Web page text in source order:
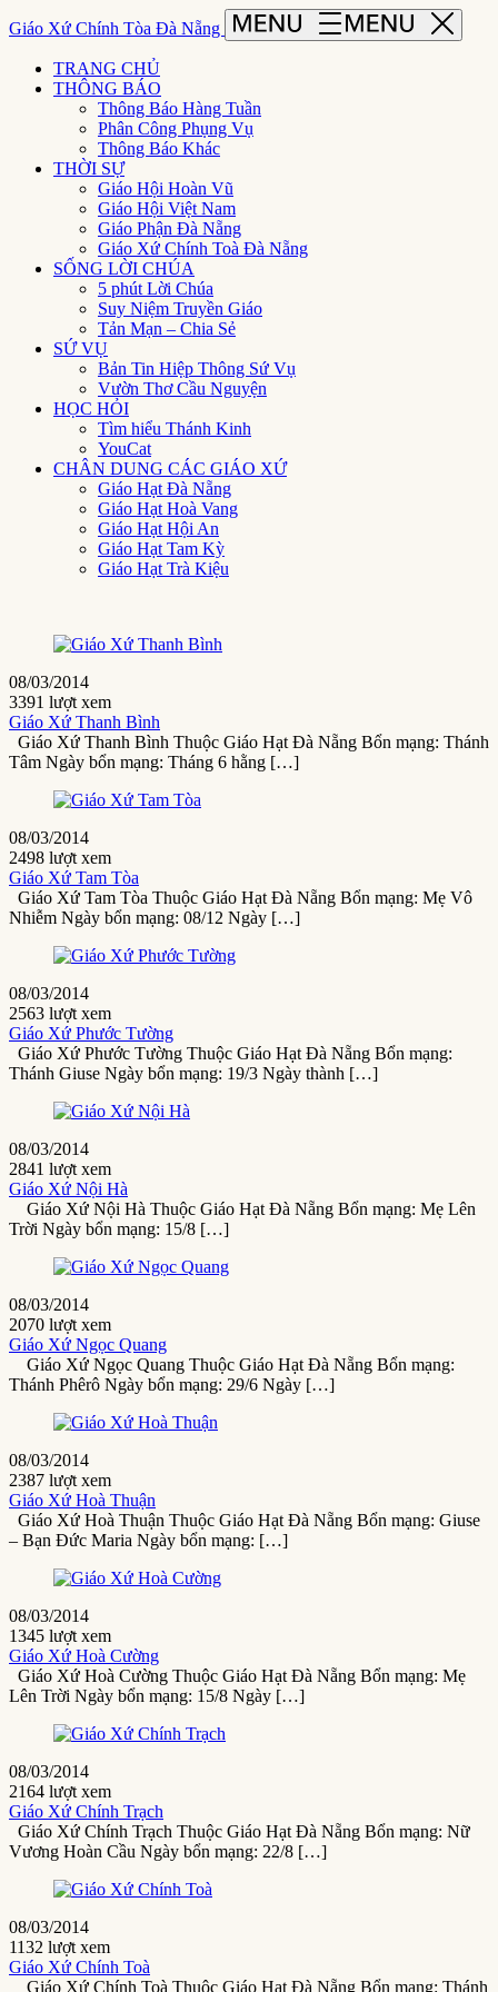
Giáo Xứ Chính Tòa Đà Nẵng
TRANG CHỦ
THÔNG BÁO
Thông Báo Hàng Tuần
Phân Công Phụng Vụ
Thông Báo Khác
THỜI SỰ
Giáo Hội Hoàn Vũ
Giáo Hội Việt Nam
Giáo Phận Đà Nẵng
Giáo Xứ Chính Toà Đà Nẵng
SỐNG LỜI CHÚA
5 phút Lời Chúa
Suy Niệm Truyền Giáo
Tản Mạn – Chia Sẻ
SỨ VỤ
Bản Tin Hiệp Thông Sứ Vụ
Vườn Thơ Cầu Nguyện
HỌC HỎI
Tìm hiểu Thánh Kinh
YouCat
CHÂN DUNG CÁC GIÁO XỨ
Giáo Hạt Đà Nẵng
Giáo Hạt Hoà Vang
Giáo Hạt Hội An
Giáo Hạt Tam Kỳ
Giáo Hạt Trà Kiệu
08/03/2014
3391 lượt xem
Giáo Xứ Thanh Bình
Giáo Xứ Thanh Bình Thuộc Giáo Hạt Đà Nẵng Bổn mạng: Thánh
Tâm Ngày bổn mạng: Tháng 6 hằng […]
08/03/2014
2498 lượt xem
Giáo Xứ Tam Tòa
Giáo Xứ Tam Tòa Thuộc Giáo Hạt Đà Nẵng Bổn mạng: Mẹ Vô
Nhiễm Ngày bổn mạng: 08/12 Ngày […]
08/03/2014
2563 lượt xem
Giáo Xứ Phước Tường
Giáo Xứ Phước Tường Thuộc Giáo Hạt Đà Nẵng Bổn mạng:
Thánh Giuse Ngày bổn mạng: 19/3 Ngày thành […]
08/03/2014
2841 lượt xem
Giáo Xứ Nội Hà
Giáo Xứ Nội Hà Thuộc Giáo Hạt Đà Nẵng Bổn mạng: Mẹ Lên
Trời Ngày bổn mạng: 15/8 […]
08/03/2014
2070 lượt xem
Giáo Xứ Ngọc Quang
Giáo Xứ Ngọc Quang Thuộc Giáo Hạt Đà Nẵng Bổn mạng:
Thánh Phêrô Ngày bổn mạng: 29/6 Ngày […]
08/03/2014
2387 lượt xem
Giáo Xứ Hoà Thuận
Giáo Xứ Hoà Thuận Thuộc Giáo Hạt Đà Nẵng Bổn mạng: Giuse
– Bạn Đức Maria Ngày bổn mạng: […]
08/03/2014
1345 lượt xem
Giáo Xứ Hoà Cường
Giáo Xứ Hoà Cường Thuộc Giáo Hạt Đà Nẵng Bổn mạng: Mẹ
Lên Trời Ngày bổn mạng: 15/8 Ngày […]
08/03/2014
2164 lượt xem
Giáo Xứ Chính Trạch
Giáo Xứ Chính Trạch Thuộc Giáo Hạt Đà Nẵng Bổn mạng: Nữ
Vương Hoàn Cầu Ngày bổn mạng: 22/8 […]
08/03/2014
1132 lượt xem
Giáo Xứ Chính Toà
Giáo Xứ Chính Toà Thuộc Giáo Hạt Đà Nẵng Bổn mạng: Thánh